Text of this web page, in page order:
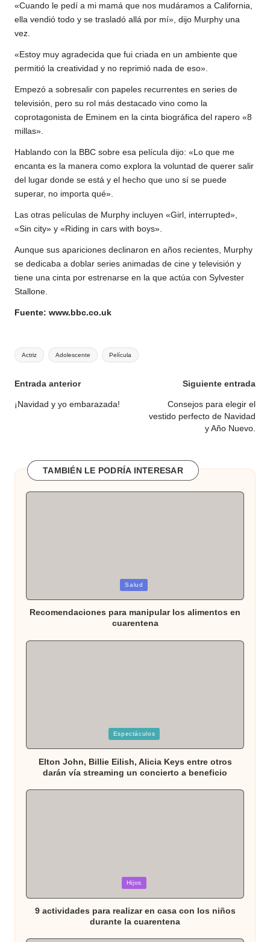
«Cuando le pedí a mi mamá que nos mudáramos a California,
ella vendió todo y se trasladó allá por mí», dijo Murphy una
vez.
«Estoy muy agradecida que fui criada en un ambiente que
permitió la creatividad y no reprimió nada de eso».
Empezó a sobresalir con papeles recurrentes en series de
televisión, pero su rol más destacado vino como la
coprotagonista de Eminem en la cinta biográfica del rapero «8
millas».
Hablando con la BBC sobre esa película dijo: «Lo que me
encanta es la manera como explora la voluntad de querer salir
del lugar donde se está y el hecho que uno sí se puede
superar, no importa qué».
Las otras películas de Murphy incluyen «Girl, interrupted»,
«Sin city» y «Riding in cars with boys».
Aunque sus apariciones declinaron en años recientes, Murphy
se dedicaba a doblar series animadas de cine y televisión y
tiene una cinta por estrenarse en la que actúa con Sylvester
Stallone.
Fuente: www.bbc.co.uk
Etiquetas:
Actriz Adolescente Película
Navegación
de
Entrada anterior
¡Navidad y yo embarazada!
Siguiente entrada
Consejos para elegir el
vestido perfecto de Navidad
y Año Nuevo.
TAMBIÉN LE PODRÍA INTERESAR
Salud
Recomendaciones para manipular los alimentos en
cuarentena
Espectáculos
Elton John, Billie Eilish, Alicia Keys entre otros
darán vía streaming un concierto a beneficio
Hijos
9 actividades para realizar en casa con los niños
durante la cuarentena